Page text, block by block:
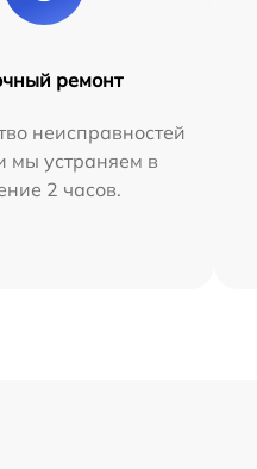
ремонт
неисправностей
мы устраняем в
2 часов.